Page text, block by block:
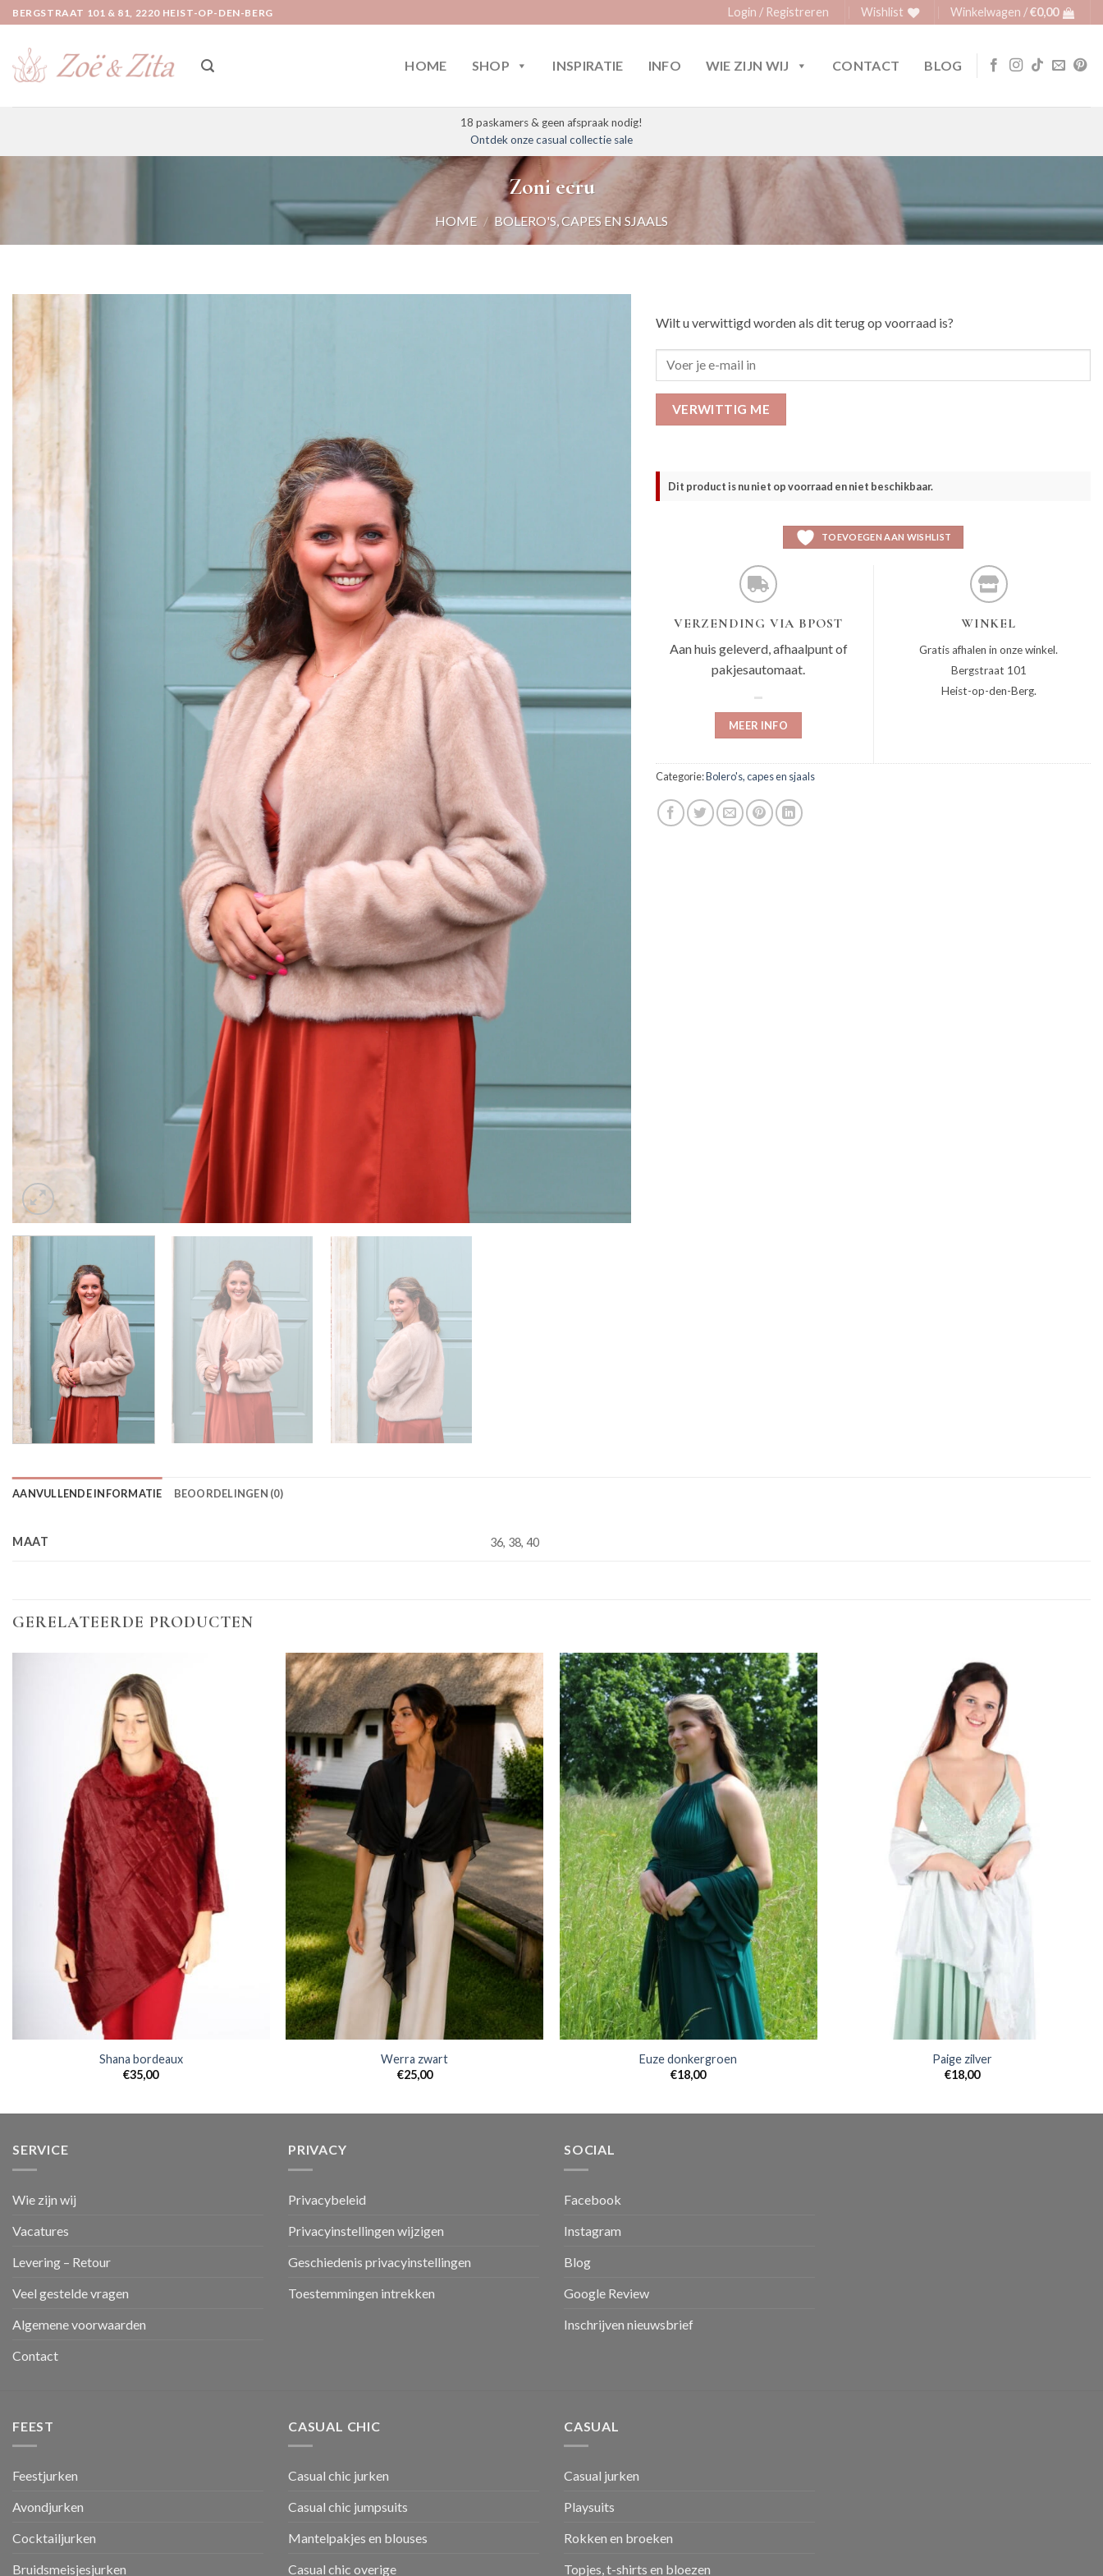
Ga
naar
inhoud
BERGSTRAAT 101 & 81, 2220 HEIST-OP-DEN-BERG Login / Registreren Wishlist Winkelwagen /€0,00
HOME SHOP INSPIRATIE INFO WIE ZIJN WIJ CONTACT BLOG
18 paskamers & geen afspraak nodig!
Ontdek onze casual collectie sale
Zoni ecru
HOME / BOLERO'S, CAPES EN SJAALS
Wilt u verwittigd worden als dit terug op voorraad is?
VERWITTIG ME
Dit product is nu niet op voorraad en niet beschikbaar.
TOEVOEGEN AAN WISHLIST
VERZENDING VIA BPOST
Aan huis geleverd, afhaalpunt of
pakjesautomaat.
MEER INFO
WINKEL
Gratis afhalen in onze winkel.
Bergstraat 101
Heist-op-den-Berg.
Categorie:Bolero's, capes en sjaals
AANVULLENDE INFORMATIE BEOORDELINGEN (0)
MAAT 36, 38, 40
GERELATEERDE PRODUCTEN
Shana bordeaux
€35,00
Werra zwart
€25,00
Euze donkergroen
€18,00
Paige zilver
€18,00
SERVICE
Wie zijn wij
Vacatures
Levering – Retour
Veel gestelde vragen
Algemene voorwaarden
Contact
PRIVACY
Privacybeleid
Privacyinstellingen wijzigen
Geschiedenis privacyinstellingen
Toestemmingen intrekken
SOCIAL
Facebook
Instagram
Blog
Google Review
Inschrijven nieuwsbrief
FEEST
Feestjurken
Avondjurken
Cocktailjurken
Bruidsmeisjesjurken
CASUAL CHIC
Casual chic jurken
Casual chic jumpsuits
Mantelpakjes en blouses
Casual chic overige
CASUAL
Casual jurken
Playsuits
Rokken en broeken
Topjes, t-shirts en bloezen